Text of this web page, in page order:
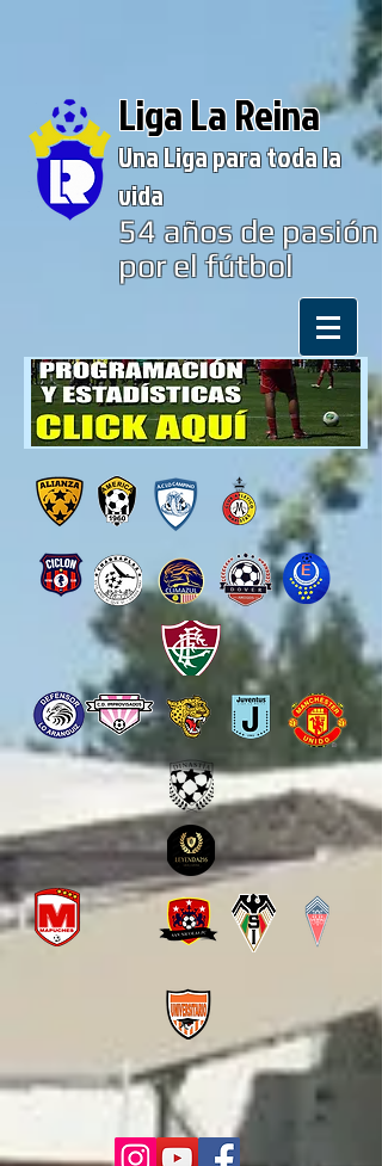
Liga La Reina
Una Liga para toda la
vida
54años de pasión
por el fútbol